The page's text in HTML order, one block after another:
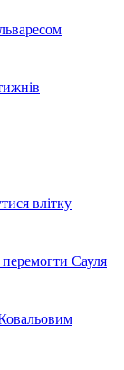
влітку
Сауля